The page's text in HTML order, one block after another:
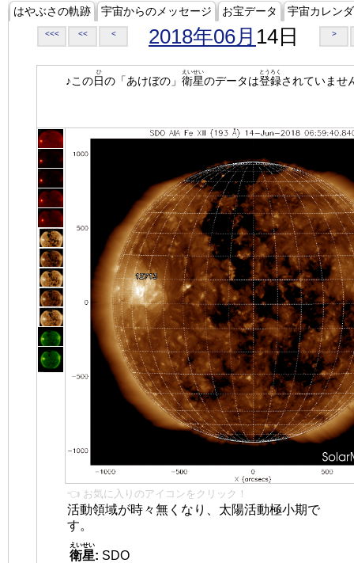
はやぶさの軌跡 宇宙からのメッセージ お宝データ 宇宙カレン
<<< << < 2018年06月 14日 >
♪この日
ひ
の「あけぼの」 衛星
えいせい
のデータは登録
とうろく
されていませ
👈 お気に入りのアイコンをクリック！
活動領域が時々無くなり、太陽活動極小期で
す。
衛星
えいせい
: SDO